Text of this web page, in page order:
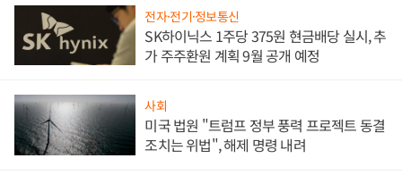
전자·전기·정보통신
SK하이닉스 1주당 375원 현금배당 실시, 추
가 주주환원 계획 9월 공개 예정
사회
미국 법원 "트럼프 정부 풍력 프로젝트 동결
조치는 위법", 해제 명령 내려